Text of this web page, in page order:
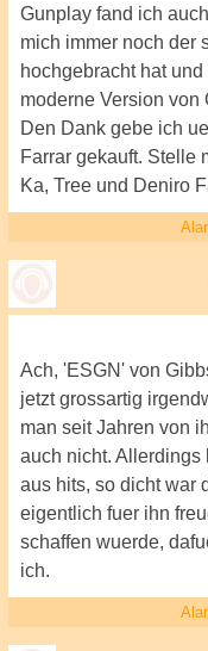
Gunplay fand ich
mich immer noch der
hochgebracht hat
moderne Version von
Den Dank gebe ich
Farrar gekauft. Stelle
Ka, Tree und Deniro
Ach, 'ESGN' von
jetzt grossartig
man seit Jahren von
auch nicht. Allerdings
aus hits, so dicht war
eigentlich fuer ihn
schaffen wuerde,
ich.